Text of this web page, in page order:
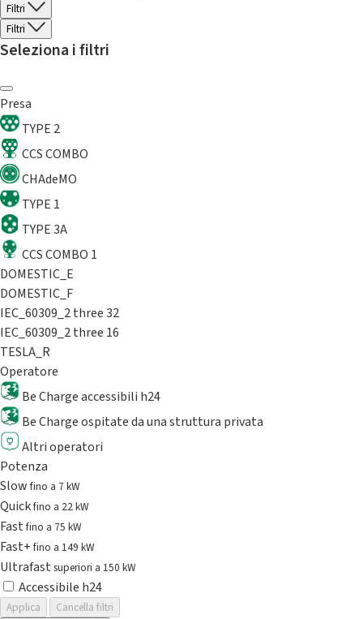
Filtri
Filtri
Seleziona i filtri
Presa
TYPE 2
CCS COMBO
CHAdeMO
TYPE 1
TYPE 3A
CCS COMBO 1
DOMESTIC_E
DOMESTIC_F
IEC_60309_2 three 32
IEC_60309_2 three 16
TESLA_R
Operatore
Be Charge accessibili h24
Be Charge ospitate da una struttura privata
Altri operatori
Potenza
Slowfino a 7 kW
Quickfino a 22 kW
Fastfino a 75 kW
Fast+fino a 149 kW
Ultrafast superiori a 150 kW
Accessibile h24
Applica
Cancella filtri